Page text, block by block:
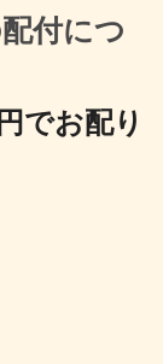
付につ
でお配り